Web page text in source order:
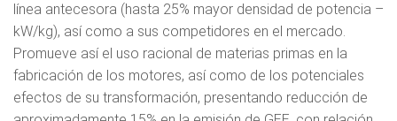
línea antecesora (hasta 25% mayor densidad de potencia –
kW/kg), así como a sus competidores en el mercado.
Promueve así el uso racional de materias primas en la
fabricación de los motores, así como de los potenciales
efectos de su transformación, presentando reducción de